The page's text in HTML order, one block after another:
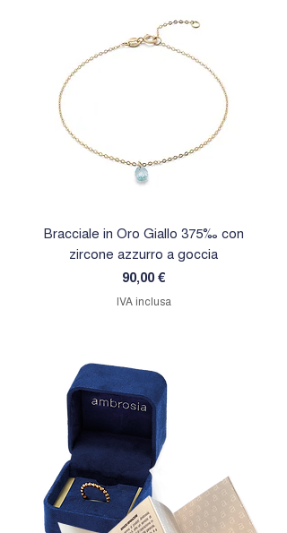
Bracciale in Oro Giallo 375‰ con
zircone azzurro a goccia
Prezzo
90,00 €
IVA inclusa